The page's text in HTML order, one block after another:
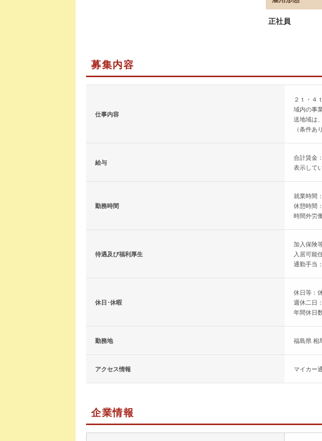
正社員
募集内容
仕事内容
２ｔ・４
域内の事
送地域は
（条件あ
給与
合計賃金
表示して
勤務時間
就業時間
休憩時間
時間外労
待遇及び福利厚生
加入保険
入居可能
通勤手当
休日･休暇
休日等：
週休二日
年間休日
勤務地 福島県 相
アクセス情報 マイカー
企業情報